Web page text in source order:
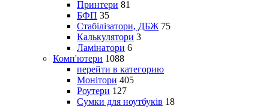
Принтери 81
БФП 35
Стабілізатори, ДБЖ 75
Калькулятори 3
Ламінатори 6
Комп'ютери 1088
перейти в категорию
Монітори 405
Роутери 127
Сумки для ноутбуків 18